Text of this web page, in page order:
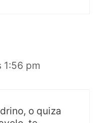
pm
o quiza